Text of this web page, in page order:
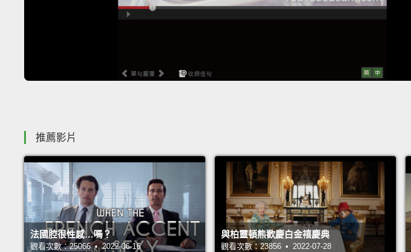
推薦影片
法國腔很性感…嗎？
觀看次數：25066 • 2022-06-16
與柏靈頓熊歡慶白金禧慶典
觀看次數：23856 • 2022-07-28